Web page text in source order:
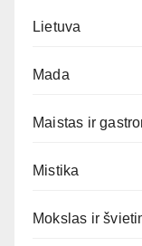
Lietuva
Mada
Maistas ir
Mistika
Mokslas ir